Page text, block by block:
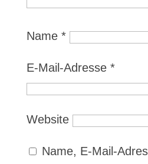
Name *
E-Mail-Adresse *
Website
Name, E-Mail-